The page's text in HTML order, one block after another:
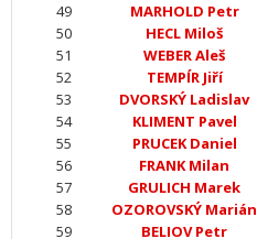
49
MARHOLD Petr
50
HECL Miloš
51
WEBER Aleš
52
TEMPÍR Jiří
53
DVORSKÝ Ladislav
54
KLIMENT Pavel
55
PRUCEK Daniel
56
FRANK Milan
57
GRULICH Marek
58
OZOROVSKÝ Marián
59
BELIOV Petr